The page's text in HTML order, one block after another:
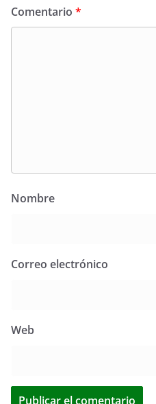
Comentario *
Nombre
Correo electrónico
Web